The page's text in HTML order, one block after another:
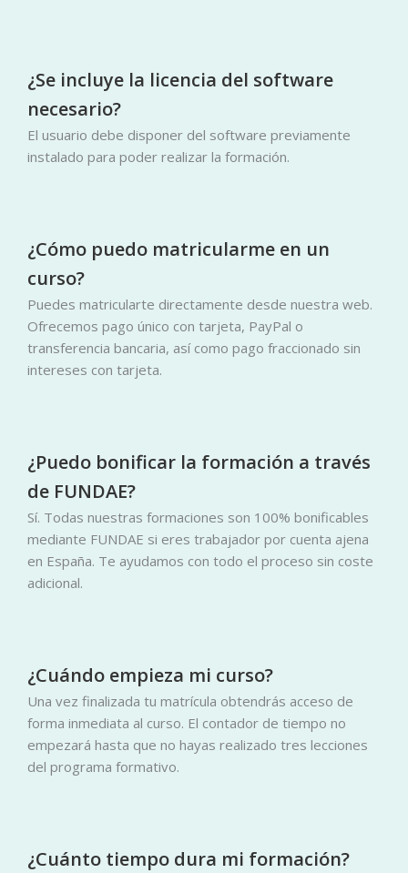
¿Se incluye la licencia del software
necesario?
El usuario debe disponer del software previamente
instalado para poder realizar la formación.
¿Cómo puedo matricularme en un
curso?
Puedes matricularte directamente desde nuestra web.
Ofrecemos pago único con tarjeta, PayPal o
transferencia bancaria, así como pago fraccionado sin
intereses con tarjeta.
¿Puedo bonificar la formación a través
de FUNDAE?
Sí. Todas nuestras formaciones son 100% bonificables
mediante FUNDAE si eres trabajador por cuenta ajena
en España. Te ayudamos con todo el proceso sin coste
adicional.
¿Cuándo empieza mi curso?
Una vez finalizada tu matrícula obtendrás acceso de
forma inmediata al curso. El contador de tiempo no
empezará hasta que no hayas realizado tres lecciones
del programa formativo.
¿Cuánto tiempo dura mi formación?